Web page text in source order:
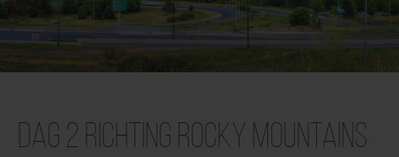
Dag 2 Richting Rocky Mountains